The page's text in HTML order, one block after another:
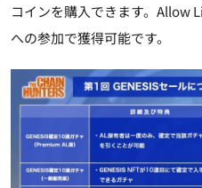
コインを購入できます。Allow
への参加で獲得可能です。